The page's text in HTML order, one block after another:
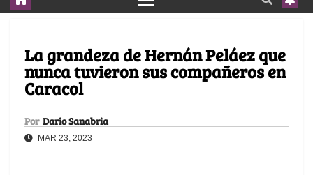
La grandeza de Hernán Peláez que
nunca tuvieron sus compañeros en
Caracol
Por Dario Sanabria
MAR 23, 2023